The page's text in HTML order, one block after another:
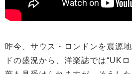
昨今、サウス・ロンドンを震源
ドの盛況から、洋楽誌では“UK